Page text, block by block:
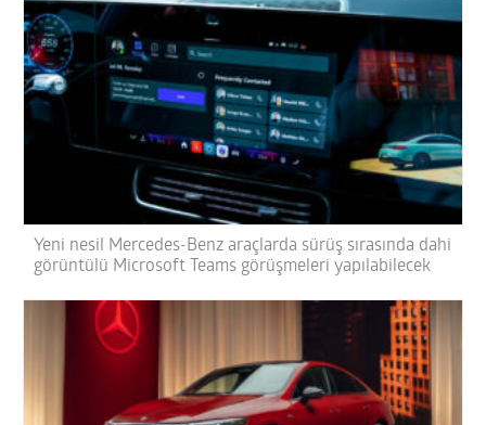
Yeni nesil Mercedes-Benz araçlarda sürüş sırasında dahi
görüntülü Microsoft Teams görüşmeleri yapılabilecek